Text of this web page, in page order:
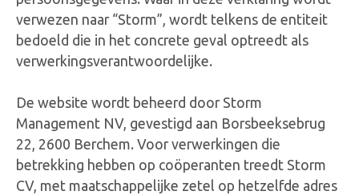
verwezen naar “Storm”, wordt telkens de entiteit
bedoeld die in het concrete geval optreedt als
verwerkingsverantwoordelijke.
De website wordt beheerd door Storm
Management NV, gevestigd aan Borsbeeksebrug
22, 2600 Berchem. Voor verwerkingen die
betrekking hebben op coöperanten treedt Storm
CV, met maatschappelijke zetel op hetzelfde adres